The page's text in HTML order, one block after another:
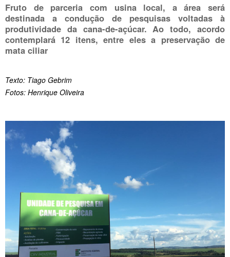
Fruto de parceria com usina local, a área será
destinada a condução de pesquisas voltadas à
produtividade da cana-de-açúcar. Ao todo, acordo
contemplará 12 itens, entre eles a preservação de
mata ciliar
Texto: Tiago Gebrim
Fotos: Henrique Oliveira